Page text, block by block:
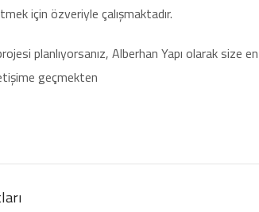
için özveriyle çalışmaktadır.
planlıyorsanız, Alberhan Yapı olarak size
geçmekten